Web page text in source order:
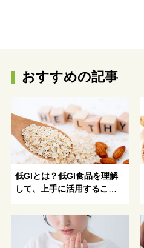
おすすめの記事
低GIとは？低GI食品を理解
して、上手に活用すること